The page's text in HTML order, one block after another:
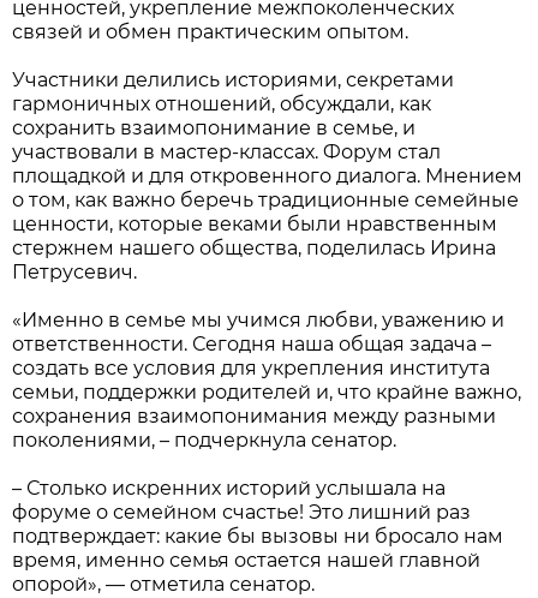
ценностей, укрепление межпоколенческих
связей и обмен практическим опытом.
Участники делились историями, секретами
гармоничных отношений, обсуждали, как
сохранить взаимопонимание в семье, и
участвовали в мастер-классах. Форум стал
площадкой и для откровенного диалога. Мнением
о том, как важно беречь традиционные семейные
ценности, которые веками были нравственным
стержнем нашего общества, поделилась Ирина
Петрусевич.
«Именно в семье мы учимся любви, уважению и
ответственности. Сегодня наша общая задача –
создать все условия для укрепления института
семьи, поддержки родителей и, что крайне важно,
сохранения взаимопонимания между разными
поколениями, – подчеркнула сенатор.
– Столько искренних историй услышала на
форуме о семейном счастье! Это лишний раз
подтверждает: какие бы вызовы ни бросало нам
время, именно семья остается нашей главной
опорой», — отметила сенатор.